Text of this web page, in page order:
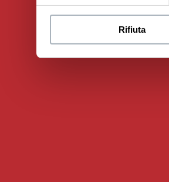
Rifiuta